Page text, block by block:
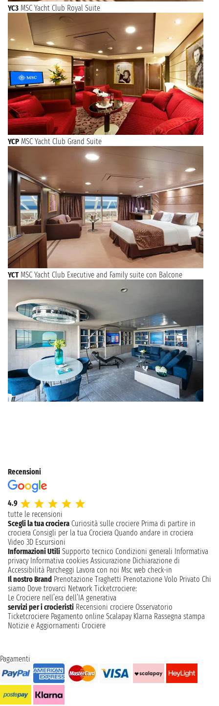
YC3 MSC Yacht Club Royal Suite
YCP MSC Yacht Club Grand Suite
YCT MSC Yacht Club Executive and Family suite con Balcone
Recensioni
4.9
tutte le recensioni
Scegli la tua crociera Curiosità sulle crociere Prima di partire in
crociera Consigli per la tua Crociera Quando andare in crociera
Video 3D Escursioni
Informazioni Utili Supporto tecnico Condizioni generali Informativa
privacy Informativa cookies Assicurazione Dichiarazione di
Accessibilità Parcheggi Lavora con noi Msc web check-in
Il nostro Brand Prenotazione Traghetti Prenotazione Volo Privato Chi
siamo Dove trovarci Network Ticketcrociere:
Le Crociere nell’era dell’IA generativa
servizi per i crocieristi Recensioni crociere Osservatorio
Ticketcrociere Pagamento online Scalapay Klarna Rassegna stampa
Notizie e Aggiornamenti Crociere
Pagamenti